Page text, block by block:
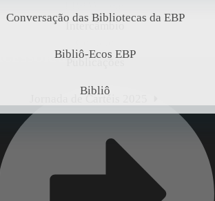
Intercâmbio
Publicações
Jornada de Cartéis 2025
Conversação das Bibliotecas da EBP
Bibliô-Ecos EBP
Bibliô
ACESSO RÁPIDO: